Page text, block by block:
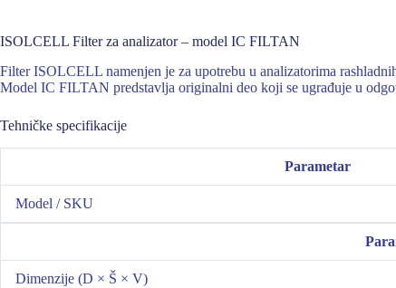
ISOLCELL Filter za analizator – model IC FILTAN
Filter ISOLCELL namenjen je za upotrebu u analizatorima
Model IC FILTAN predstavlja originalni deo koji se ugrađuje u
Tehničke specifikacije
Parametar
Model / SKU
Dimenzije (D × Š × V)